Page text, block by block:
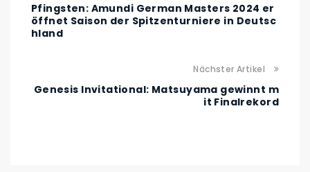
Pfingsten: Amundi German Masters 2024 er
öffnet Saison der Spitzenturniere in Deutsc
hland
Nächster Artikel
Genesis Invitational: Matsuyama gewinnt m
it Finalrekord